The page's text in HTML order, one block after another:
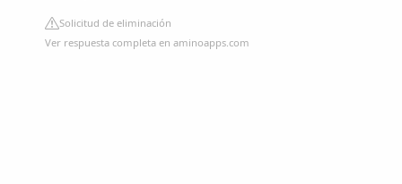
Solicitud de eliminación
Ver respuesta completa en aminoapps.com